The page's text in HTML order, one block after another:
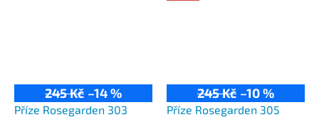
245 Kč –14 %
Příze Rosegarden 303
245 Kč –10 %
Příze Rosegarden 305